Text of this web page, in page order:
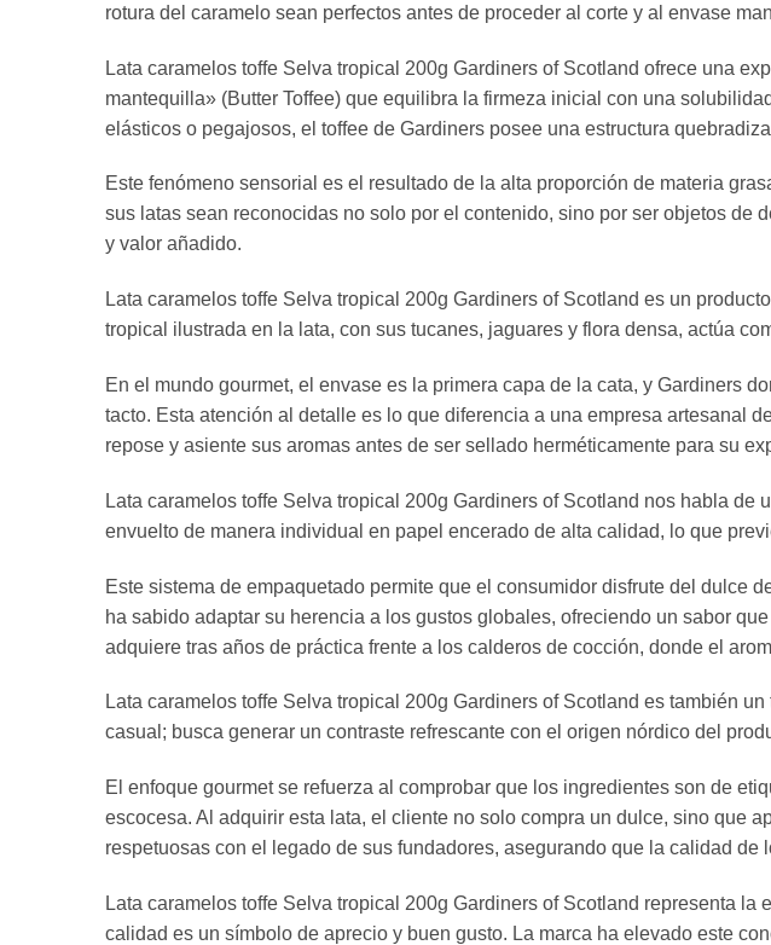
rotura del caramelo sean perfectos antes de proceder al corte y al envase
Lata caramelos toffe Selva tropical 200g Gardiners of Scotland ofrece una
mantequilla» (Butter Toffee) que equilibra la firmeza inicial con una
elásticos o pegajosos, el toffee de Gardiners posee una estructura
Este fenómeno sensorial es el resultado de la alta proporción de materia
sus latas sean reconocidas no solo por el contenido, sino por ser objetos
y valor añadido.
Lata caramelos toffe Selva tropical 200g Gardiners of Scotland es un
tropical ilustrada en la lata, con sus tucanes, jaguares y flora densa, actúa
En el mundo gourmet, el envase es la primera capa de la cata, y Gardiners
tacto. Esta atención al detalle es lo que diferencia a una empresa artesanal
repose y asiente sus aromas antes de ser sellado herméticamente para su
Lata caramelos toffe Selva tropical 200g Gardiners of Scotland nos habla
envuelto de manera individual en papel encerado de alta calidad, lo que
Este sistema de empaquetado permite que el consumidor disfrute del dulce
ha sabido adaptar su herencia a los gustos globales, ofreciendo un sabor
adquiere tras años de práctica frente a los calderos de cocción, donde el
Lata caramelos toffe Selva tropical 200g Gardiners of Scotland es también
casual; busca generar un contraste refrescante con el origen nórdico del
El enfoque gourmet se refuerza al comprobar que los ingredientes son de
escocesa. Al adquirir esta lata, el cliente no solo compra un dulce, sino que
respetuosas con el legado de sus fundadores, asegurando que la calidad
Lata caramelos toffe Selva tropical 200g Gardiners of Scotland representa
calidad es un símbolo de aprecio y buen gusto. La marca ha elevado este